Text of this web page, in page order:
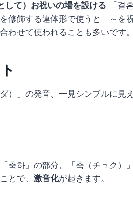
て）お祝いの場を設ける 「결
修飾する連体形で使うと「～を
わせて使われることも多いです。
ダ）」の発音、一見シンプルに
축하」の部分。「축（チュク）
とで、 激音化が起きます。